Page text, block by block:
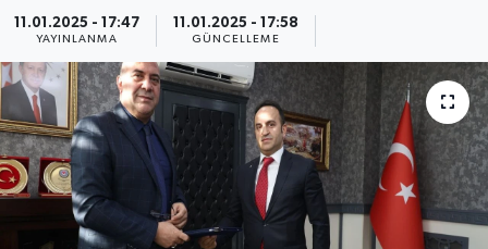
11.01.2025 - 17:47
YAYINLANMA
11.01.2025 - 17:58
GÜNCELLEME